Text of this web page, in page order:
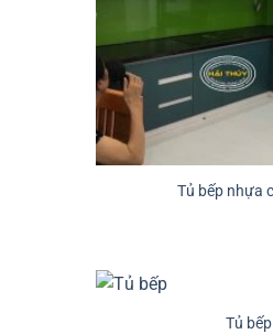
Tủ bếp nhựa
Tủ bếp